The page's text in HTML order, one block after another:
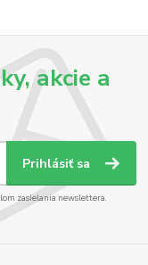
akcie a
Prihlásiť sa
zasielania newslettera.